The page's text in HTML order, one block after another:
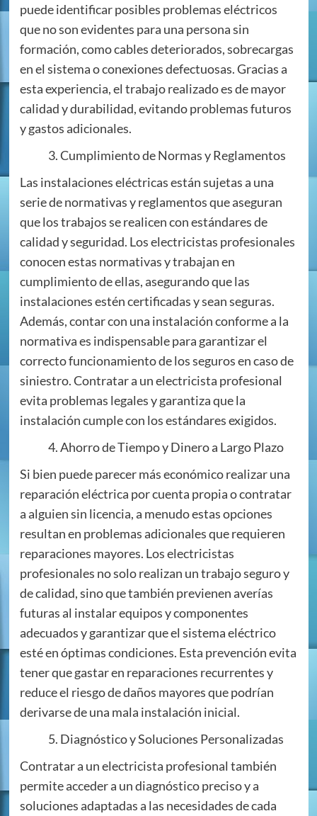
puede identificar posibles problemas eléctricos
que no son evidentes para una persona sin
formación, como cables deteriorados, sobrecargas
en el sistema o conexiones defectuosas. Gracias a
esta experiencia, el trabajo realizado es de mayor
calidad y durabilidad, evitando problemas futuros
y gastos adicionales.
Cumplimiento de Normas y Reglamentos
Las instalaciones eléctricas están sujetas a una
serie de normativas y reglamentos que aseguran
que los trabajos se realicen con estándares de
calidad y seguridad. Los electricistas profesionales
conocen estas normativas y trabajan en
cumplimiento de ellas, asegurando que las
instalaciones estén certificadas y sean seguras.
Además, contar con una instalación conforme a la
normativa es indispensable para garantizar el
correcto funcionamiento de los seguros en caso de
siniestro. Contratar a un electricista profesional
evita problemas legales y garantiza que la
instalación cumple con los estándares exigidos.
Ahorro de Tiempo y Dinero a Largo Plazo
Si bien puede parecer más económico realizar una
reparación eléctrica por cuenta propia o contratar
a alguien sin licencia, a menudo estas opciones
resultan en problemas adicionales que requieren
reparaciones mayores. Los electricistas
profesionales no solo realizan un trabajo seguro y
de calidad, sino que también previenen averías
futuras al instalar equipos y componentes
adecuados y garantizar que el sistema eléctrico
esté en óptimas condiciones. Esta prevención evita
tener que gastar en reparaciones recurrentes y
reduce el riesgo de daños mayores que podrían
derivarse de una mala instalación inicial.
Diagnóstico y Soluciones Personalizadas
Contratar a un electricista profesional también
permite acceder a un diagnóstico preciso y a
soluciones adaptadas a las necesidades de cada